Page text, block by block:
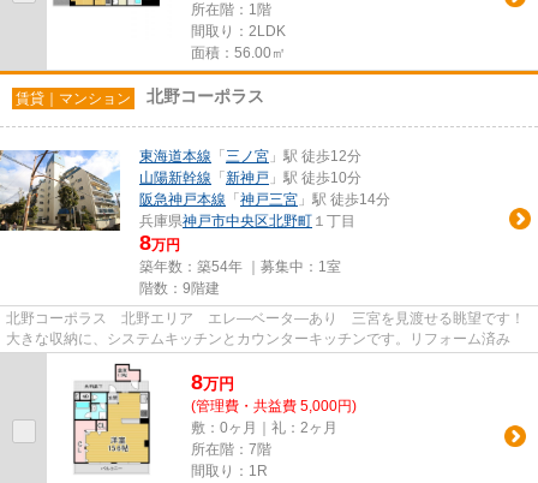
所在階：1階
間取り：2LDK
面積：56.00㎡
賃貸｜マンション 北野コーポラス
東海道本線 「 三ノ宮 」駅 徒歩12分
山陽新幹線 「 新神戸 」駅 徒歩10分
阪急神戸本線 「 神戸三宮 」駅 徒歩14分
兵庫県神戸市中央区北野町 １丁目
8万円
築年数：築54年 ｜募集中： 1室
階数：9階建
北野コーポラス 北野エリア エレ―ベータ―あり 三宮を見渡せる眺望です！
大きな収納に、システムキッチンとカウンターキッチンです。リフォーム済み
8万円
(管理費・共益費 5,000円)
敷：0ヶ月｜礼：2ヶ月
所在階：7階
間取り：1R